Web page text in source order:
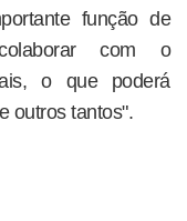
função de
com o
o que poderá
outros tantos".